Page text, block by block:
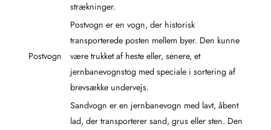
strækninger.
Postvogn
Postvogn er en vogn, der historisk
transporterede posten mellem byer. Den kunne
være trukket af heste eller, senere, et
jernbanevognstog med speciale i sortering af
brevsække undervejs.
Sandvogn er en jernbanevogn med lavt, åbent
lad, der transporterer sand, grus eller sten. Den